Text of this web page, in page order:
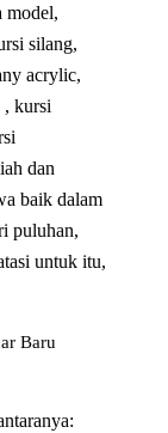
model,
silang,
acrylic,
, kursi
dan
baik dalam
puluhan,
untuk itu,